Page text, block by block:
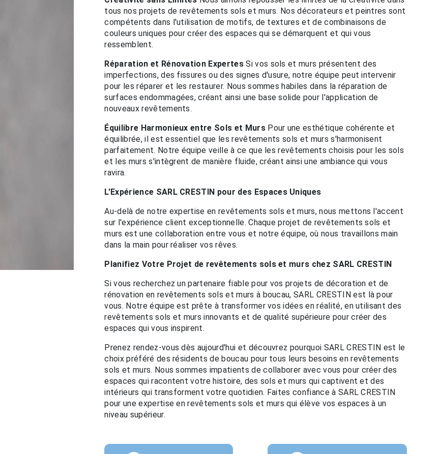
tous nos projets de revêtements sols et murs. Nos décorateurs et peintres sont
compétents dans l'utilisation de motifs, de textures et de combinaisons de
couleurs uniques pour créer des espaces qui se démarquent et qui vous
ressemblent.
Réparation et Rénovation ExpertesSi vos sols et murs présentent des
imperfections, des fissures ou des signes d'usure, notre équipe peut intervenir
pour les réparer et les restaurer. Nous sommes habiles dans la réparation de
surfaces endommagées, créant ainsi une base solide pour l'application de
nouveaux revêtements.
Équilibre Harmonieux entre Sols et MursPour une esthétique cohérente et
équilibrée, il est essentiel que les revêtements sols et murs s'harmonisent
parfaitement. Notre équipe veille à ce que les revêtements choisis pour les sols
et les murs s'intègrent de manière fluide, créant ainsi une ambiance qui vous
ravira.
L'Expérience SARL CRESTIN pour des Espaces Uniques
Au-delà de notre expertise en revêtements sols et murs, nous mettons l'accent
sur l'expérience client exceptionnelle. Chaque projet de revêtements sols et
murs est une collaboration entre vous et notre équipe, où nous travaillons main
dans la main pour réaliser vos rêves.
Planifiez Votre Projet de revêtements sols et murs chez SARL CRESTIN
Si vous recherchez un partenaire fiable pour vos projets de décoration et de
rénovation en revêtements sols et murs à boucau, SARL CRESTIN est là pour
vous. Notre équipe est prête à transformer vos idées en réalité, en utilisant des
revêtements sols et murs innovants et de qualité supérieure pour créer des
espaces qui vous inspirent.
Prenez rendez-vous dès aujourd'hui et découvrez pourquoi SARL CRESTIN est le
choix préféré des résidents de boucau pour tous leurs besoins en revêtements
sols et murs. Nous sommes impatients de collaborer avec vous pour créer des
espaces qui racontent votre histoire, des sols et murs qui captivent et des
intérieurs qui transforment votre quotidien. Faites confiance à SARL CRESTIN
pour une expertise en revêtements sols et murs qui élève vos espaces à un
niveau supérieur.